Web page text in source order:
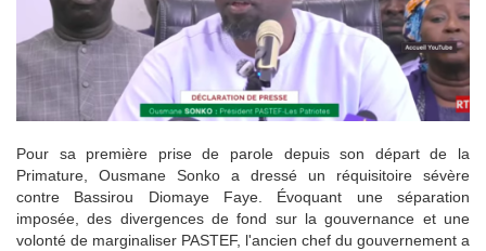
Pour sa première prise de parole depuis son départ de la
Primature, Ousmane Sonko a dressé un réquisitoire sévère
contre Bassirou Diomaye Faye. Évoquant une séparation
imposée, des divergences de fond sur la gouvernance et une
volonté de marginaliser PASTEF, l'ancien chef du gouvernement a